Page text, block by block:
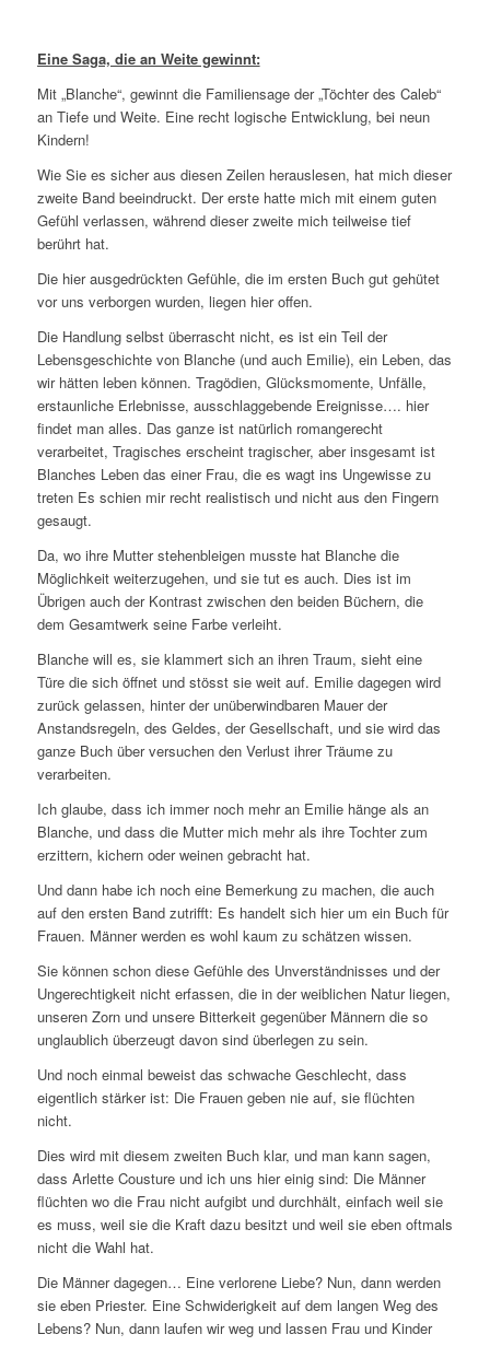
Eine Saga, die an Weite gewinnt:
Mit „Blanche“, gewinnt die Familiensage der „Töchter des Caleb“
an Tiefe und Weite. Eine recht logische Entwicklung, bei neun
Kindern!
Wie Sie es sicher aus diesen Zeilen herauslesen, hat mich dieser
zweite Band beeindruckt. Der erste hatte mich mit einem guten
Gefühl verlassen, während dieser zweite mich teilweise tief
berührt hat.
Die hier ausgedrückten Gefühle, die im ersten Buch gut gehütet
vor uns verborgen wurden, liegen hier offen.
Die Handlung selbst überrascht nicht, es ist ein Teil der
Lebensgeschichte von Blanche (und auch Emilie), ein Leben, das
wir hätten leben können. Tragödien, Glücksmomente, Unfälle,
erstaunliche Erlebnisse, ausschlaggebende Ereignisse…. hier
findet man alles. Das ganze ist natürlich romangerecht
verarbeitet, Tragisches erscheint tragischer, aber insgesamt ist
Blanches Leben das einer Frau, die es wagt ins Ungewisse zu
treten Es schien mir recht realistisch und nicht aus den Fingern
gesaugt.
Da, wo ihre Mutter stehenbleigen musste hat Blanche die
Möglichkeit weiterzugehen, und sie tut es auch. Dies ist im
Übrigen auch der Kontrast zwischen den beiden Büchern, die
dem Gesamtwerk seine Farbe verleiht.
Blanche will es, sie klammert sich an ihren Traum, sieht eine
Türe die sich öffnet und stösst sie weit auf. Emilie dagegen wird
zurück gelassen, hinter der unüberwindbaren Mauer der
Anstandsregeln, des Geldes, der Gesellschaft, und sie wird das
ganze Buch über versuchen den Verlust ihrer Träume zu
verarbeiten.
Ich glaube, dass ich immer noch mehr an Emilie hänge als an
Blanche, und dass die Mutter mich mehr als ihre Tochter zum
erzittern, kichern oder weinen gebracht hat.
Und dann habe ich noch eine Bemerkung zu machen, die auch
auf den ersten Band zutrifft: Es handelt sich hier um ein Buch für
Frauen. Männer werden es wohl kaum zu schätzen wissen.
Sie können schon diese Gefühle des Unverständnisses und der
Ungerechtigkeit nicht erfassen, die in der weiblichen Natur liegen,
unseren Zorn und unsere Bitterkeit gegenüber Männern die so
unglaublich überzeugt davon sind überlegen zu sein.
Und noch einmal beweist das schwache Geschlecht, dass
eigentlich stärker ist: Die Frauen geben nie auf, sie flüchten
nicht.
Dies wird mit diesem zweiten Buch klar, und man kann sagen,
dass Arlette Cousture und ich uns hier einig sind: Die Männer
flüchten wo die Frau nicht aufgibt und durchhält, einfach weil sie
es muss, weil sie die Kraft dazu besitzt und weil sie eben oftmals
nicht die Wahl hat.
Die Männer dagegen… Eine verlorene Liebe? Nun, dann werden
sie eben Priester. Eine Schwiderigkeit auf dem langen Weg des
Lebens? Nun, dann laufen wir weg und lassen Frau und Kinder